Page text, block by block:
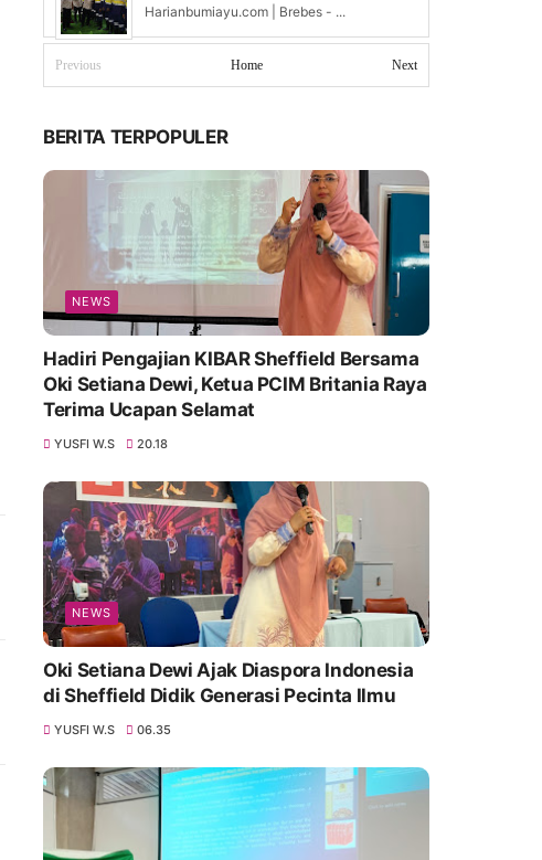
Harianbumiayu.com | Brebes - ...
Previous Next
Home
BERITA TERPOPULER
NEWS
Hadiri Pengajian KIBAR Sheffield Bersama
Oki Setiana Dewi, Ketua PCIM Britania Raya
Terima Ucapan Selamat
YUSFI W.S 20.18
NEWS
Oki Setiana Dewi Ajak Diaspora Indonesia
di Sheffield Didik Generasi Pecinta Ilmu
YUSFI W.S 06.35